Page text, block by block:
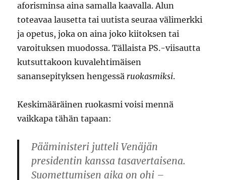
aforisminsa aina samalla kaavalla. Alun
toteavaa lausetta tai uutista seuraa välimerkki
ja opetus, joka on aina joko kiitoksen tai
varoituksen muodossa. Tällaista PS.-viisautta
kutsuttakoon kuvalehtimäisen
sanansepityksen hengessä ruokasmiksi.
Keskimääräinen ruokasmi voisi mennä
vaikkapa tähän tapaan:
Pääministeri jutteli Venäjän
presidentin kanssa tasavertaisena.
Suomettumisen aika on ohi –